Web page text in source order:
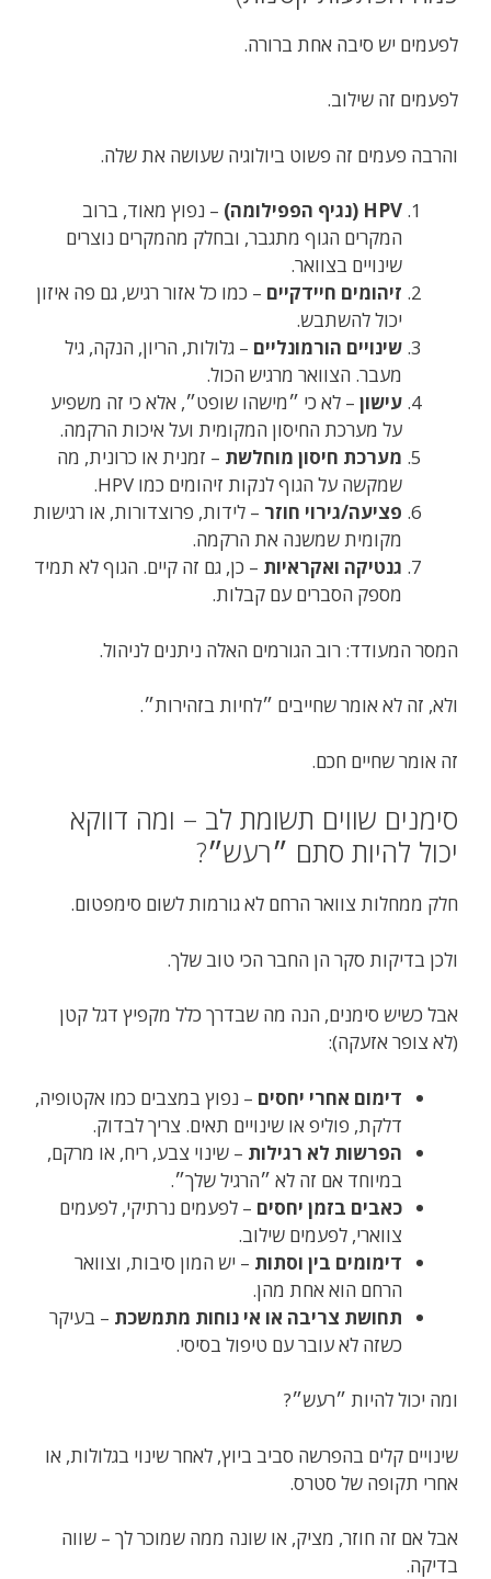
לפעמים יש סיבה אחת ברורה.
לפעמים זה שילוב.
והרבה פעמים זה פשוט ביולוגיה שעושה את שלה.
HPV (נגיף הפפילומה)
– נפוץ מאוד, ברוב
המקרים הגוף מתגבר, ובחלק מהמקרים נוצרים
שינויים בצוואר.
זיהומים חיידקיים – כמו כל אזור רגיש, גם פה איזון
יכול להשתבש.
שינויים הורמונליים – גלולות, הריון, הנקה, גיל
מעבר. הצוואר מרגיש הכול.
עישון – לא כי ״מישהו שופט״, אלא כי זה משפיע
על מערכת החיסון המקומית ועל איכות הרקמה.
מערכת חיסון מוחלשת – זמנית או כרונית, מה
שמקשה על הגוף לנקות זיהומים כמו HPV.
פציעה/גירוי חוזר – לידות, פרוצדורות, או רגישות
מקומית שמשנה את הרקמה.
גנטיקה ואקראיות – כן, גם זה קיים. הגוף לא תמיד
מספק הסברים עם קבלות.
המסר המעודד: רוב הגורמים האלה ניתנים לניהול.
ולא, זה לא אומר שחייבים ״לחיות בזהירות״.
זה אומר שחיים חכם.
סימנים שווים תשומת לב – ומה דווקא
יכול להיות סתם ״רעש״?
חלק ממחלות צוואר הרחם לא גורמות לשום סימפטום.
ולכן בדיקות סקר הן החבר הכי טוב שלך.
אבל כשיש סימנים, הנה מה שבדרך כלל מקפיץ דגל קטן
(לא צופר אזעקה):
דימום אחרי יחסים – נפוץ במצבים כמו אקטופיה,
דלקת, פוליפ או שינויים תאים. צריך לבדוק.
הפרשות לא רגילות – שינוי צבע, ריח, או מרקם,
במיוחד אם זה לא ״הרגיל שלך״.
כאבים בזמן יחסים – לפעמים נרתיקי, לפעמים
צווארי, לפעמים שילוב.
דימומים בין וסתות – יש המון סיבות, וצוואר
הרחם הוא אחת מהן.
תחושת צריבה או אי נוחות מתמשכת – בעיקר
כשזה לא עובר עם טיפול בסיסי.
ומה יכול להיות ״רעש״?
שינויים קלים בהפרשה סביב ביוץ, לאחר שינוי בגלולות, או
אחרי תקופה של סטרס.
אבל אם זה חוזר, מציק, או שונה ממה שמוכר לך – שווה
בדיקה.